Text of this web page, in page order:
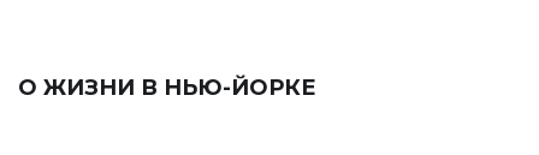
О ЖИЗНИ В НЬЮ-ЙОРКЕ